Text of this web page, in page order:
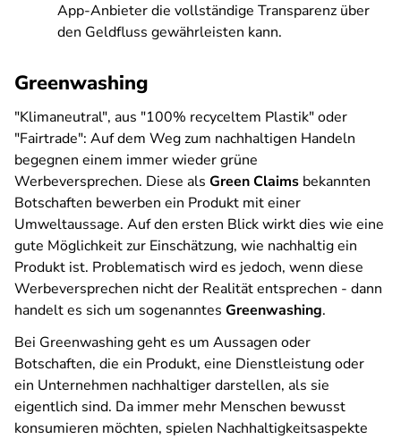
App-Anbieter die vollständige Transparenz über
den Geldfluss gewährleisten kann.
Greenwashing
"Klimaneutral", aus "100% recyceltem Plastik" oder
"Fairtrade": Auf dem Weg zum nachhaltigen Handeln
begegnen einem immer wieder grüne
Werbeversprechen. Diese als Green Claims bekannten
Botschaften bewerben ein Produkt mit einer
Umweltaussage. Auf den ersten Blick wirkt dies wie eine
gute Möglichkeit zur Einschätzung, wie nachhaltig ein
Produkt ist. Problematisch wird es jedoch, wenn diese
Werbeversprechen nicht der Realität entsprechen - dann
handelt es sich um sogenanntes Greenwashing.
Bei Greenwashing geht es um Aussagen oder
Botschaften, die ein Produkt, eine Dienstleistung oder
ein Unternehmen nachhaltiger darstellen, als sie
eigentlich sind. Da immer mehr Menschen bewusst
konsumieren möchten, spielen Nachhaltigkeitsaspekte